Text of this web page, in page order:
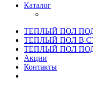
Каталог
ТЕПЛЫЙ ПОЛ
ТЕПЛЫЙ ПОЛ В
ТЕПЛЫЙ ПОЛ
Акции
Контакты